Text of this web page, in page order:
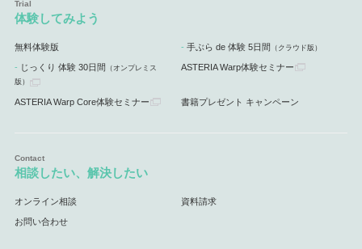
体験してみよう
無料体験版 手ぶら de 体験 5日間 （クラウド版）
じっくり 体験 30日間 （オンプレミス
版）
ASTERIA Warp体験セミナー
ASTERIA Warp Core体験セミナー 書籍プレゼント キャンペーン
相談したい、解決したい
オンライン相談 資料請求
お問い合わせ